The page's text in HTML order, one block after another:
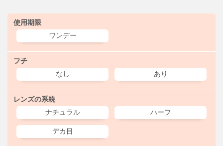
使用期限
ワンデー
フチ
なし あり
レンズの系統
ナチュラル ハーフ
デカ目